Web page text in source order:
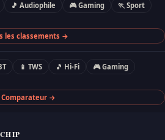
🎵 Audiophile 🎮 Gaming
🏃 Sport
les classements →
📱 TWS 🎵 Hi-Fi
🎮 Gaming
Comparateur →